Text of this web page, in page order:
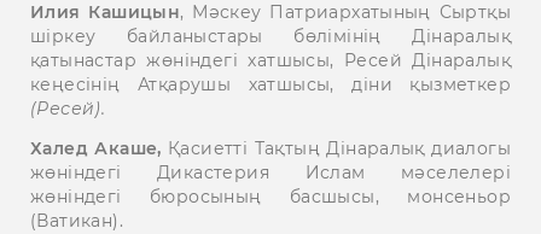
Илия Кашицын, Мәскеу Патриархатының Сыртқы
шіркеу байланыстары бөлімінің Дінаралық
қатынастар жөніндегі хатшысы, Ресей Дінаралық
кеңесінің Атқарушы хатшысы, діни қызметкер
(Ресей).
Халед Акаше, Қасиетті Тақтың Дінаралық диалогы
жөніндегі Дикастерия Ислам мәселелері
жөніндегі бюросының басшысы, монсеньор
(Ватикан).